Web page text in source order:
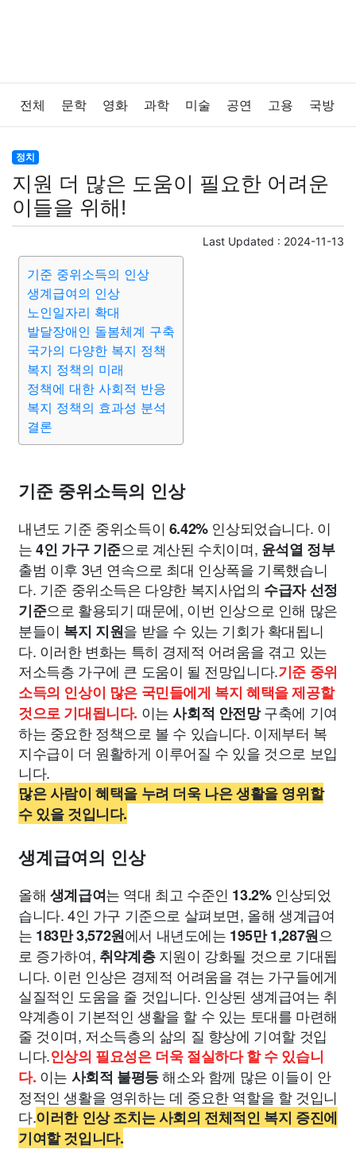
전체 문학 영화 과학 미술 공연 고용 국방
법률
보건 질병 가요 방송 일상 주식 암호화폐
반려동물 패션 미용
증권 인테리어 요리
게임 스포츠 사진 대출
맛집 IT 컴퓨터
의료 의학 경제 마케팅
정치
지원 더 많은 도움이 필요한 어려운
이들을 위해!
Last Updated : 2024-11-13
기준 중위소득의 인상
생계급여의 인상
노인일자리 확대
발달장애인 돌봄체계 구축
국가의 다양한 복지 정책
복지 정책의 미래
정책에 대한 사회적 반응
복지 정책의 효과성 분석
결론
기준 중위소득의 인상
내년도 기준 중위소득이 6.42%인상되었습니다. 이
는4인 가구 기준으로 계산된 수치이며, 윤석열 정부
출범 이후 3년 연속으로 최대 인상폭을 기록했습니
다. 기준 중위소득은 다양한 복지사업의 수급자 선정
기준으로 활용되기 때문에, 이번 인상으로 인해 많은
분들이 복지 지원을 받을 수 있는 기회가 확대됩니
다. 이러한 변화는 특히 경제적 어려움을 겪고 있는
저소득층 가구에 큰 도움이 될 전망입니다.기준 중위
소득의 인상이 많은 국민들에게 복지 혜택을 제공할
것으로 기대됩니다. 이는사회적 안전망구축에 기여
하는 중요한 정책으로 볼 수 있습니다. 이제부터 복
지수급이 더 원활하게 이루어질 수 있을 것으로 보입
니다.
많은 사람이 혜택을 누려 더욱 나은 생활을 영위할
수 있을 것입니다.
생계급여의 인상
올해 생계급여는 역대 최고 수준인 13.2%인상되었
습니다. 4인 가구 기준으로 살펴보면, 올해 생계급여
는 183만 3,572원에서 내년도에는 195만 1,287원으
로 증가하여, 취약계층지원이 강화될 것으로 기대됩
니다. 이런 인상은 경제적 어려움을 겪는 가구들에게
실질적인 도움을 줄 것입니다. 인상된 생계급여는 취
약계층이 기본적인 생활을 할 수 있는 토대를 마련해
줄 것이며, 저소득층의 삶의 질 향상에 기여할 것입
니다.인상의 필요성은 더욱 절실하다 할 수 있습니
다. 이는 사회적 불평등해소와 함께 많은 이들이 안
정적인 생활을 영위하는 데 중요한 역할을 할 것입니
다.이러한 인상 조치는 사회의 전체적인 복지 증진에
기여할 것입니다.